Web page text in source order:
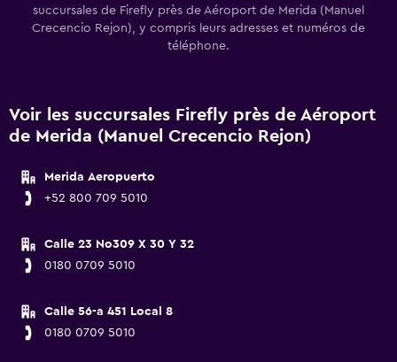
succursales de Firefly près de Aéroport de Merida (Manuel
Crecencio Rejon), y compris leurs adresses et numéros de
téléphone.
Voir les succursales Firefly près de Aéroport
de Merida (Manuel Crecencio Rejon)
Merida Aeropuerto
+52 800 709 5010
Calle 23 No309 X 30 Y 32
0180 0709 5010
Calle 56-a 451 Local 8
0180 0709 5010